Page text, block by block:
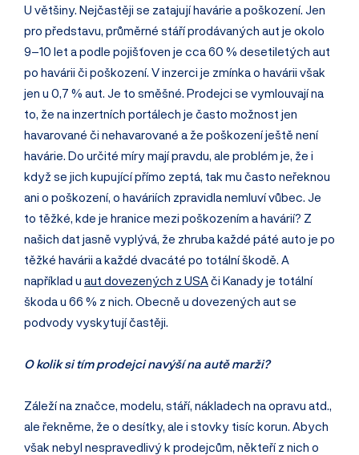
U většiny. Nejčastěji se zatajují havárie a poškození. Jen
pro představu, průměrné stáří prodávaných aut je okolo
9–10 let a podle pojišťoven je cca 60 % desetiletých aut
po havárii či poškození. V inzerci je zmínka o havárii však
jen u 0,7 % aut. Je to směšné. Prodejci se vymlouvají na
to, že na inzertních portálech je často možnost jen
havarované či nehavarované a že poškození ještě není
havárie. Do určité míry mají pravdu, ale problém je, že i
když se jich kupující přímo zeptá, tak mu často neřeknou
ani o poškození, o havá­riích zpravidla nemluví vůbec. Je
to těžké, kde je hranice mezi poškozením a havárií? Z
našich dat jasně vyplývá, že zhruba každé páté auto je po
těžké havárii a každé dvacáté po totální škodě. A
například u aut dovezených z USA či Kanady je totální
škoda u 66 % z nich. Obecně u dovezených aut se
podvody vyskytují častěji.
O kolik si tím prodejci navýší na autě marži?
Záleží na značce, modelu, stáří, nákladech na opravu atd.,
ale řekněme, že o desítky, ale i stovky tisíc korun. Abych
však nebyl nespravedlivý k prodejcům, někteří z nich o